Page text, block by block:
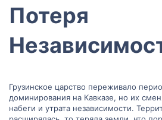
Потеря
Грузинское царство переживало
доминирования на Кавказе, но их
набеги и утрата независимости.